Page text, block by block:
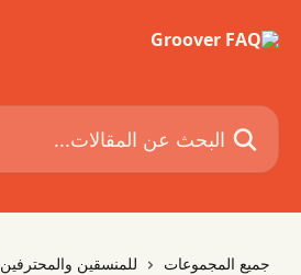
البحث عن المقالات...
جميع المجموعات
للمنسقين والمحترفين